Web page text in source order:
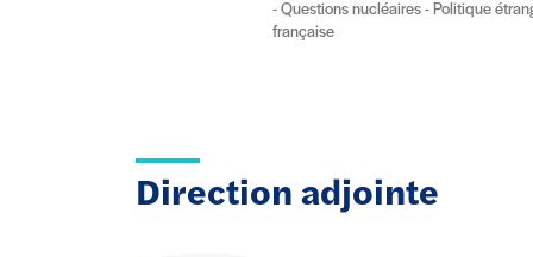
- Questions nucléaires - Politique
française
Direction adjointe